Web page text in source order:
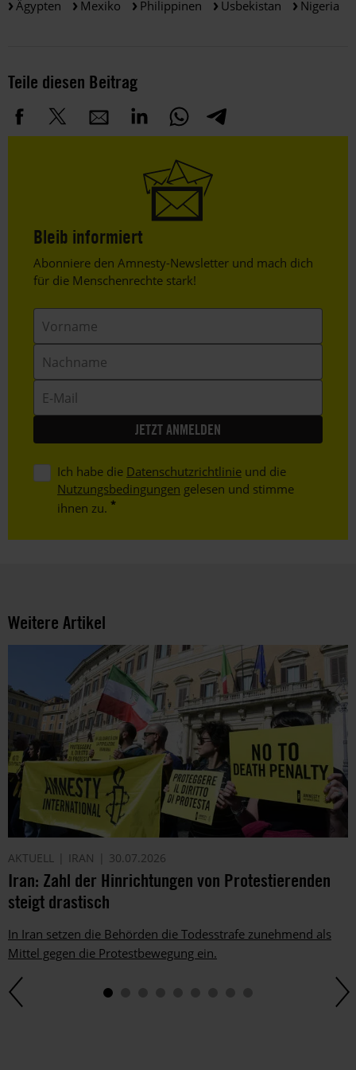
Ägypten Mexiko Philippinen Usbekistan Nigeria
Teile diesen Beitrag
Bleib informiert
Header
Text
Abonniere den Amnesty-Newsletter und mach dich
für die Menschenrechte stark!
Mail
Ich habe die Datenschutzrichtlinie und die
Nutzungsbedingungen gelesen und stimme
ihnen zu.
Weitere Artikel
AKTUELL IRAN 30.07.2026
Iran: Zahl der Hinrichtungen von Protestierenden
steigt drastisch
In Iran setzen die Behörden die Todesstrafe zunehmend als
Mittel gegen die Protestbewegung ein.